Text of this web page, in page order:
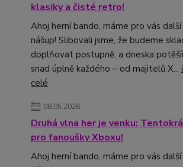
klasiky a čisté retro!
Ahoj herní bando, máme pro vás další
nášup! Slibovali jsme, že budeme
doplňovat postupně, a dneska
snad úplně každého – od majitelů X...
celé
08.05.2026
Druhá vlna her je venku:
pro fanoušky Xboxu!
Ahoj herní bando, máme pro vás další